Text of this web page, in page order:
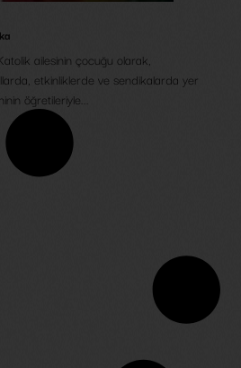
ailesinin çocuğu olarak,
etkinliklerde ve sendikalarda yer
öğretileriyle...